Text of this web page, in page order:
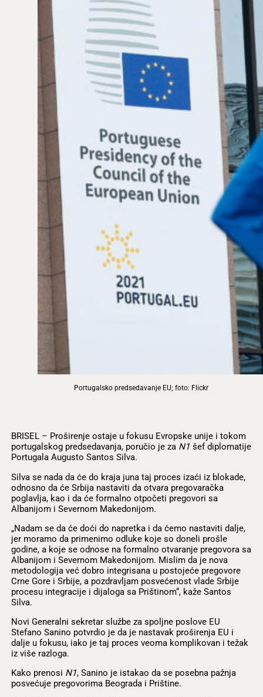
Portugalsko predsedavanje EU; foto: Flickr
BRISEL – Proširenje ostaje u fokusu Evropske unije i tokom
portugalskog predsedavanja, poručio je za N1 šef diplomatije
Portugala Augusto Santos Silva.
Silva se nada da će do kraja juna taj proces izaći iz blokade,
odnosno da će Srbija nastaviti da otvara pregovaračka
poglavlja, kao i da će formalno otpočeti pregovori sa
Albanijom i Severnom Makedonijom.
„Nadam se da će doći do napretka i da ćemo nastaviti dalje,
jer moramo da primenimo odluke koje so doneli prošle
godine, a koje se odnose na formalno otvaranje pregovora sa
Albanijom i Severnom Makedonijom. Mislim da je nova
metodologija već dobro integrisana u postojeće pregovore
Crne Gore i Srbije, a pozdravljam posvećenost vlade Srbije
procesu integracije i dijaloga sa Prištinom“, kaže Santos
Silva.
Novi Generalni sekretar službe za spoljne poslove EU
Stefano Sanino potvrdio je da je nastavak proširenja EU i
dalje u fokusu, iako je taj proces veoma komplikovan i težak
iz više razloga.
Kako prenosi N1, Sanino je istakao da se posebna pažnja
posvećuje pregovorima Beograda i Prištine.